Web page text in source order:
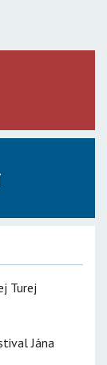
Turej
Jána